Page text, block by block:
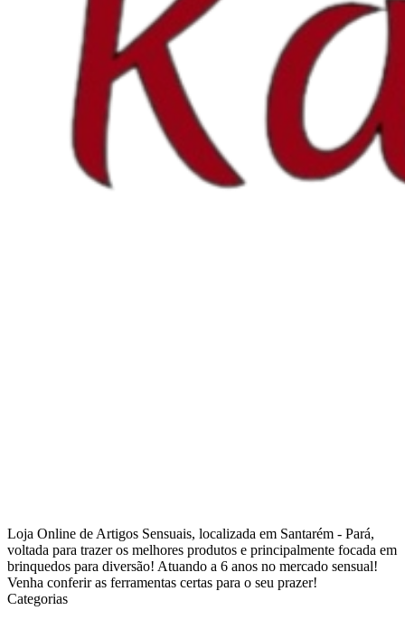
Loja Online de Artigos Sensuais, localizada em Santarém - Pará,
voltada para trazer os melhores produtos e principalmente focada em
brinquedos para diversão! Atuando a 6 anos no mercado sensual!
Venha conferir as ferramentas certas para o seu prazer!
Categorias